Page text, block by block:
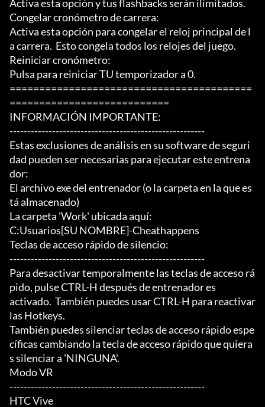
Activa esta opción y tus flashbacks serán ilimitados.
Congelar cronómetro de carrera:
Activa esta opción para congelar el reloj principal de l
a carrera.  Esto congela todos los relojes del juego.
Reiniciar cronómetro:
Pulsa para reiniciar TU temporizador a 0.
=========================================
===========================
INFORMACIÓN IMPORTANTE:
-------------------------------------------------------
Estas exclusiones de análisis en su software de seguri
dad pueden ser necesarias para ejecutar este entrena
dor:
El archivo exe del entrenador (o la carpeta en la que es
tá almacenado)
La carpeta 'Work' ubicada aquí:
C:Usuarios[SU NOMBRE]-Cheathappens
Teclas de acceso rápido de silencio:
-------------------------------------------------------
Para desactivar temporalmente las teclas de acceso rá
pido, pulse CTRL-H después de entrenador es
activado.  También puedes usar CTRL-H para reactivar
las Hotkeys.
También puedes silenciar teclas de acceso rápido espe
cíficas cambiando la tecla de acceso rápido que quiera
s silenciar a 'NINGUNA'.
Modo VR
-------------------------------------------------------
HTC Vive